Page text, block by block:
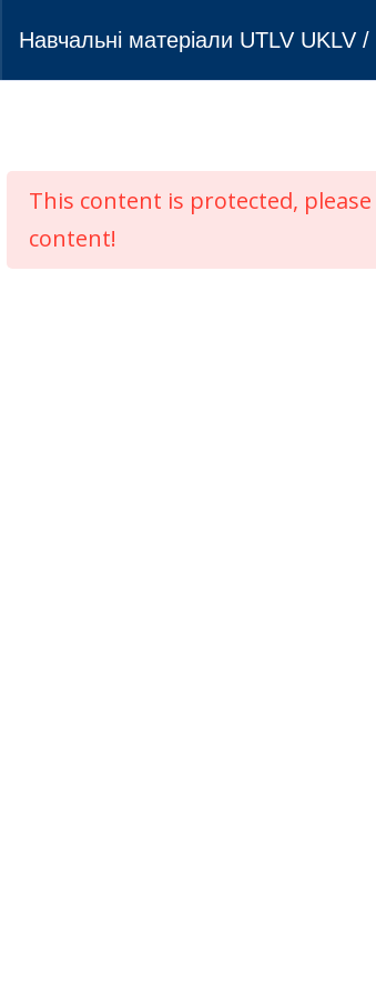
Навчальні матеріали UTLV UKLV
This content is protected, please
content!
РСП